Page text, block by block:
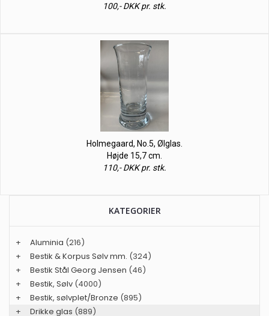
100,- DKK pr. stk.
Holmegaard, No.5, Ølglas.
Højde 15,7 cm.
110,- DKK pr. stk.
KATEGORIER
+ Aluminia (216)
+
Bestik & Korpus Sølv mm. (324)
+
Bestik Stål Georg Jensen (46)
+
Bestik, Sølv (4000)
+
Bestik, sølvplet/Bronze (895)
+
Drikke glas (889)